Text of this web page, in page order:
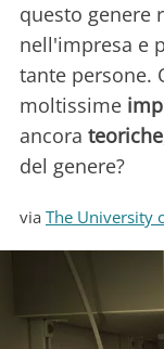
questo genere
nell'impresa e
tante persone.
moltissime
ancora teoriche
del genere?
via The University